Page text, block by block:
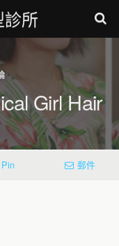
診所
Girl Hair
Pin 郵件